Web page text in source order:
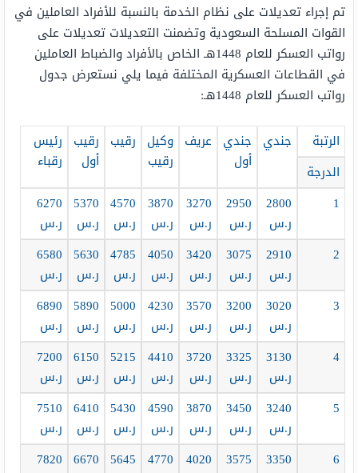
تم إجراء تعديلات على نظام الخدمة بالنسبة للأفراد العاملين في
القوات المسلحة السعودية وتضمنت التعديلات تعديلات على
رواتب العسكر للعام 1448هـ الخاص بالأفراد والضباط العاملين
في القطاعات العسكرية المختلفة فيما يلي نستعرض جدول
رواتب العسكر للعام 1448هـ:
الرتبة جندي جندي
أول
عريف وكيل
رقيب
رقيب رقيب
أول
رئيس
رقباء
الدرجة
1
2800
ر.س
2950
ر.س
3270
ر.س
3870
ر.س
4570
ر.س
5370
ر.س
6270
ر.س
2
2910
ر.س
3075
ر.س
3420
ر.س
4050
ر.س
4785
ر.س
5630
ر.س
6580
ر.س
3
3020
ر.س
3200
ر.س
3570
ر.س
4230
ر.س
5000
ر.س
5890
ر.س
6890
ر.س
4
3130
ر.س
3325
ر.س
3720
ر.س
4410
ر.س
5215
ر.س
6150
ر.س
7200
ر.س
5
3240
ر.س
3450
ر.س
3870
ر.س
4590
ر.س
5430
ر.س
6410
ر.س
7510
ر.س
6
3350
3575
4020
4770
5645
6670
7820